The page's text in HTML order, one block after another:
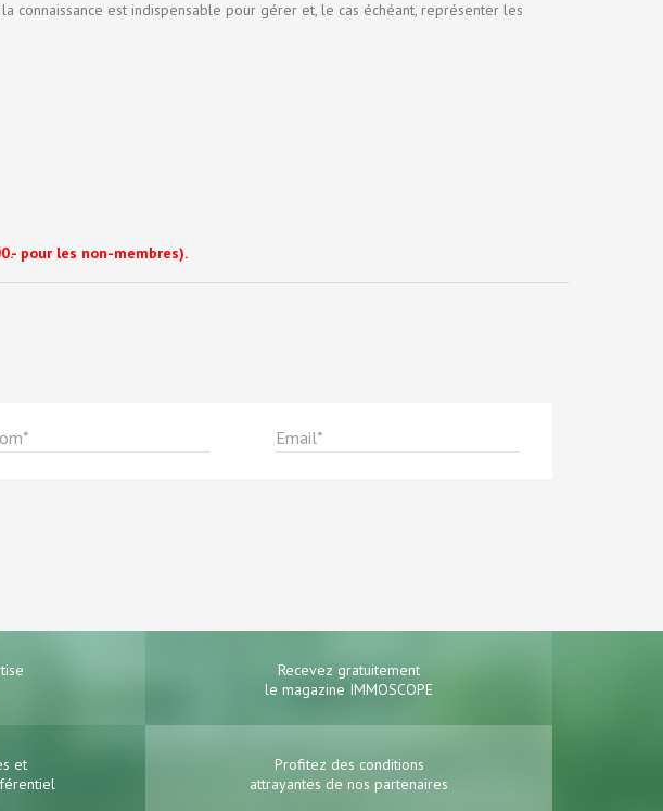
est indispensable pour gérer et, le cas échéant, représenter les
pour les non-membres).
Recevez gratuitement
le magazine IMMOSCOPE
et
Profitez des conditions
attrayantes de nos partenaires